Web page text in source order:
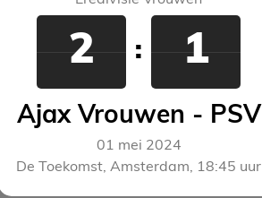
2 : 1
Ajax Vrouwen - PSV
01 mei 2024
De Toekomst, Amsterdam, 18:45 uur